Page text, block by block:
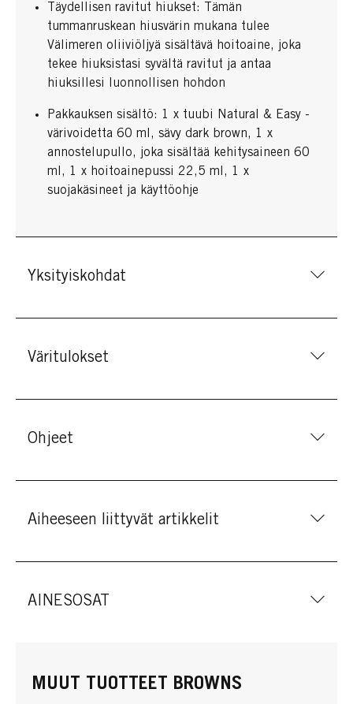
Täydellisen ravitut hiukset: Tämän
tummanruskean hiusvärin mukana tulee
Välimeren oliiviöljyä sisältävä hoitoaine, joka
tekee hiuksistasi syvältä ravitut ja antaa
hiuksillesi luonnollisen hohdon
Pakkauksen sisältö: 1 x tuubi Natural & Easy -
värivoidetta 60 ml, sävy dark brown, 1 x
annostelupullo, joka sisältää kehitysaineen 60
ml, 1 x hoitoainepussi 22,5 ml, 1 x
suojakäsineet ja käyttöohje
Yksityiskohdat
Väritulokset
Ohjeet
Aiheeseen liittyvät artikkelit
AINESOSAT
MUUT TUOTTEET BROWNS